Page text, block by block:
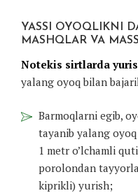
YASSI OYOQLIKNI
MASHQLAR VA
Notekis sirtlarda
yalang oyoq bilan
Barmoqlarni egib,
tayanib yalang
1 metr o’lchamli
porolondan
kiprikli) yurish;